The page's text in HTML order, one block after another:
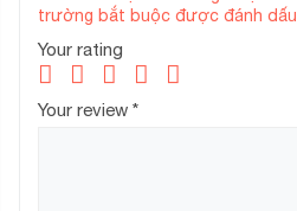
trường bắt buộc được đánh dấu
Your rating
Your review *